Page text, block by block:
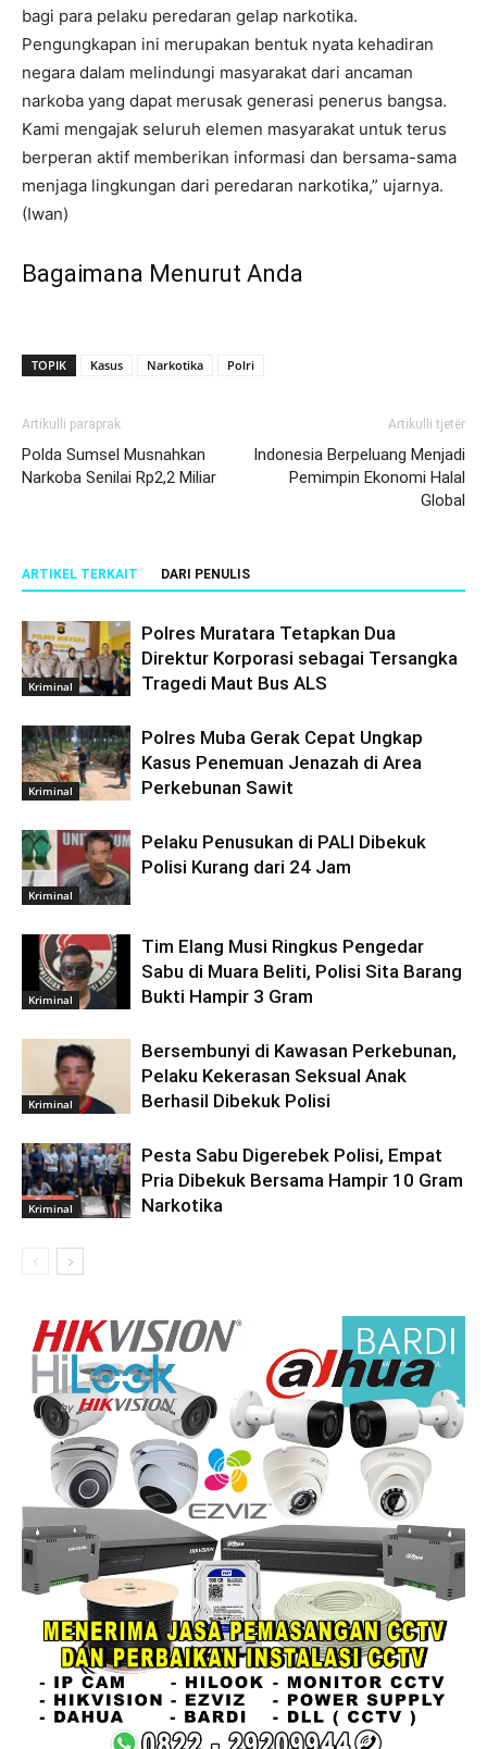
bagi para pelaku peredaran gelap narkotika.
Pengungkapan ini merupakan bentuk nyata kehadiran
negara dalam melindungi masyarakat dari ancaman
narkoba yang dapat merusak generasi penerus bangsa.
Kami mengajak seluruh elemen masyarakat untuk terus
berperan aktif memberikan informasi dan bersama-sama
menjaga lingkungan dari peredaran narkotika,” ujarnya.
(Iwan)
Bagaimana Menurut Anda
TOPIK Kasus Narkotika Polri
Artikulli paraprak
Polda Sumsel Musnahkan
Narkoba Senilai Rp2,2 Miliar
Artikulli tjetër
Indonesia Berpeluang Menjadi
Pemimpin Ekonomi Halal
Global
ARTIKEL TERKAIT DARI PENULIS
Kriminal
Polres Muratara Tetapkan Dua
Direktur Korporasi sebagai Tersangka
Tragedi Maut Bus ALS
Kriminal
Polres Muba Gerak Cepat Ungkap
Kasus Penemuan Jenazah di Area
Perkebunan Sawit
Kriminal
Pelaku Penusukan di PALI Dibekuk
Polisi Kurang dari 24 Jam
Kriminal
Tim Elang Musi Ringkus Pengedar
Sabu di Muara Beliti, Polisi Sita Barang
Bukti Hampir 3 Gram
Kriminal
Bersembunyi di Kawasan Perkebunan,
Pelaku Kekerasan Seksual Anak
Berhasil Dibekuk Polisi
Kriminal
Pesta Sabu Digerebek Polisi, Empat
Pria Dibekuk Bersama Hampir 10 Gram
Narkotika